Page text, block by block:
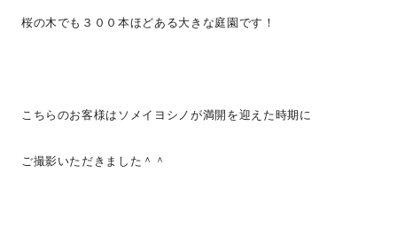
桜の木でも３００本ほどある大きな庭園です！
こちらのお客様はソメイヨシノが満開を迎えた時期に
ご撮影いただきました＾＾